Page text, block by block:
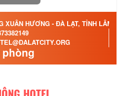
XUÂN HƯƠNG - ĐÀ LẠT, TỈNH LÂM